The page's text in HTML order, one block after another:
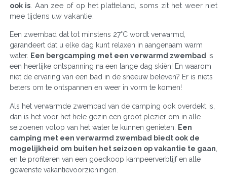
ook is . Aan zee of op het platteland, soms zit het weer niet
mee tijdens uw vakantie.
Een zwembad dat tot minstens 27°C wordt verwarmd,
garandeert dat u elke dag kunt relaxen in aangenaam warm
water. Een bergcamping met een verwarmd zwembad is
een heerlijke ontspanning na een lange dag skiën! En waarom
niet de ervaring van een bad in de sneeuw beleven? Er is niets
beters om te ontspannen en weer in vorm te komen!
Als het verwarmde zwembad van de camping ook overdekt is,
dan is het voor het hele gezin een groot plezier om in alle
seizoenen volop van het water te kunnen genieten.
Een
camping met een verwarmd zwembad biedt ook de
mogelijkheid om buiten het seizoen op vakantie te gaan
en te profiteren van een goedkoop kampeerverblijf en alle
gewenste vakantievoorzieningen.